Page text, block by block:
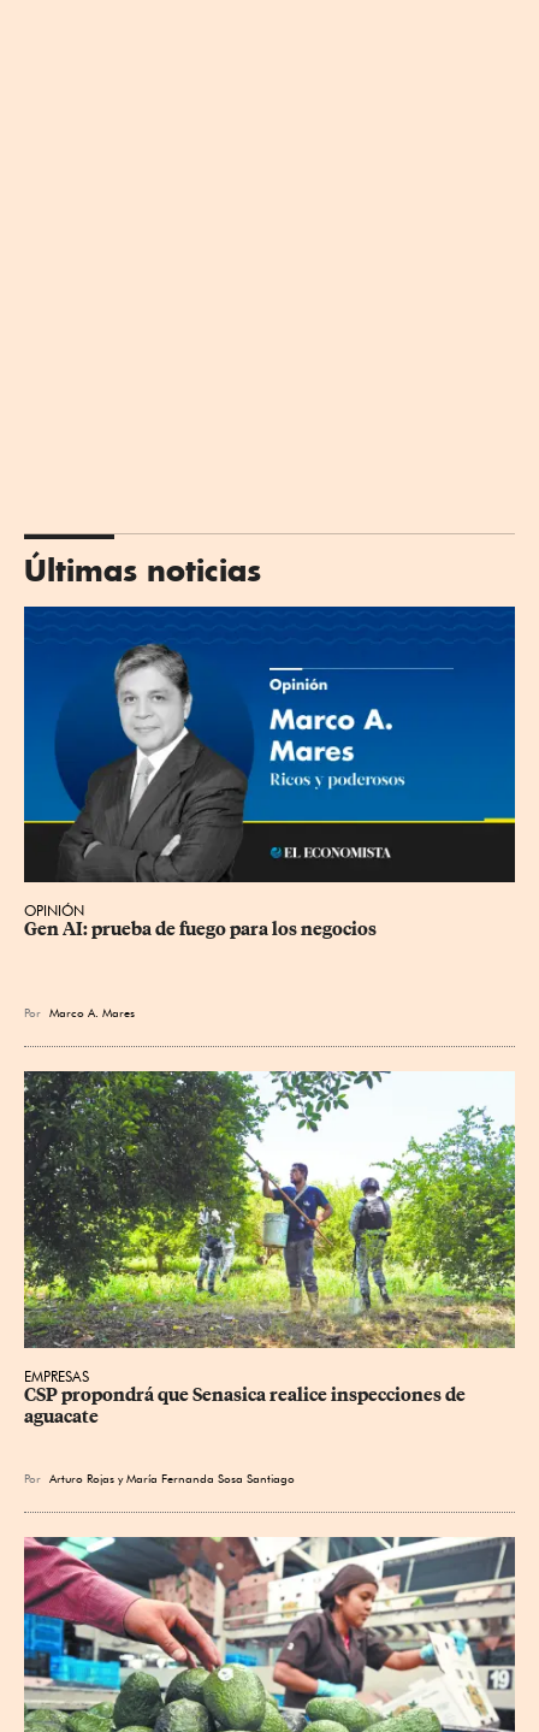
Últimas noticias
OPINIÓN
Gen AI: prueba de fuego para los negocios
Por Marco A. Mares
EMPRESAS
CSP propondrá que Senasica realice inspecciones de
aguacate
Por Arturo Rojas yMaría Fernanda Sosa Santiago